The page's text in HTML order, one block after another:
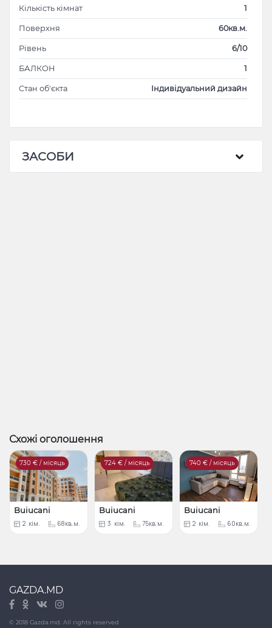
Кількість кімнат 1
Поверхня 60кв.м.
Рівень 6/10
БАЛКОН 1
Стан об'єкта Індивідуальний дизайн
ЗАСОБИ
Схожі оголошення
730 € / місяць
Buiucani
2 кім. 68кв.м.
724 € / місяць
Buiucani
3 кім. 75кв.м.
740 € / місяць
Buiucani
2 кім. 60кв.м.
GAZDA.MD
© 2018 Gazda.md. All rights reserved